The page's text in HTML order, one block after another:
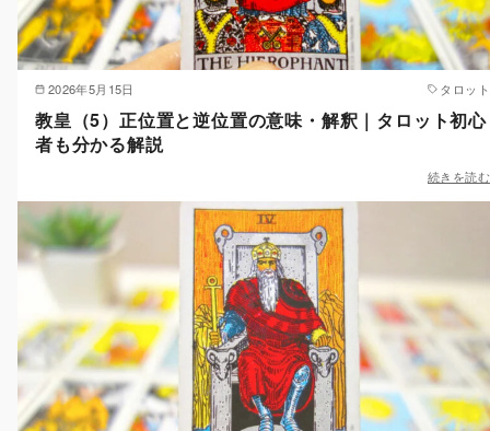
2026年5月15日 タロット
教皇（5）正位置と逆位置の意味・解釈｜タロット初心
者も分かる解説
続きを読む